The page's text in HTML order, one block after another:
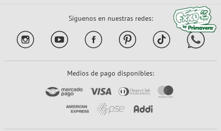
Síguenos en nuestras redes:
Medios de pago disponibles: